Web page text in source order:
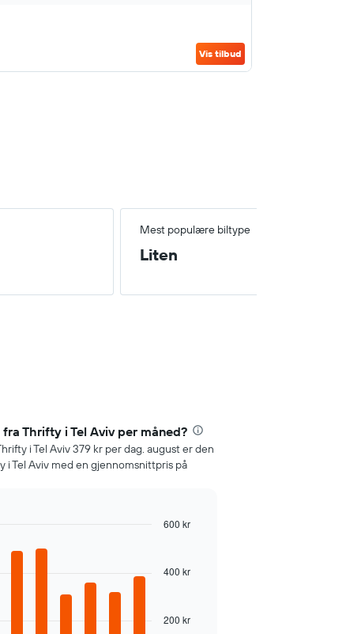
Vis tilbud
Mest populære biltype
Liten
Thrifty i Tel Aviv per måned?
i Tel Aviv 379 kr per dag. august er den
i Tel Aviv med en gjennomsnittpris på
200 kr
400 kr
600 kr